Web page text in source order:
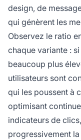
design, de
qui génèrent les
Observez le ratio
chaque variante :
beaucoup plus
utilisateurs sont
qui les poussent à
optimisant
indicateurs de
progressivement